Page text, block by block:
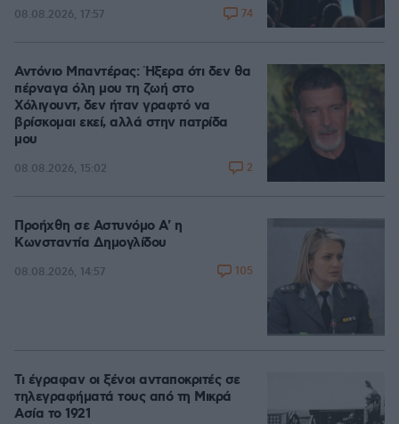
08.08.2026, 17:57 74
Αντόνιο Μπαντέρας: Ήξερα ότι δεν θα
πέρναγα όλη μου τη ζωή στο
Χόλιγουντ, δεν ήταν γραφτό να
βρίσκομαι εκεί, αλλά στην πατρίδα
μου
08.08.2026, 15:02 2
Προήχθη σε Αστυνόμο Α' η
Κωνσταντία Δημογλίδου
08.08.2026, 14:57 105
Τι έγραφαν οι ξένοι ανταποκριτές σε
τηλεγραφήματά τους από τη Μικρά
Ασία το 1921